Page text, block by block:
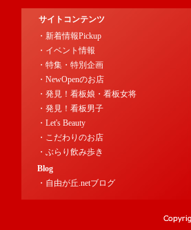
サイトコンテンツ
・新着情報Pickup
・イベント情報
・特集・特別企画
・NewOpenのお店
・発見！看板娘・看板女将
・発見！看板男子
・Let's Beauty
・こだわりのお店
・ぶらり飲み歩き
Blog
・自由が丘.netブログ